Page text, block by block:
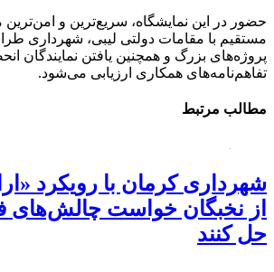
حضور در این نمایشگاه، سریع‌ترین و
مستقیم با مقامات دولتی لیبی، شهرداری
پروژه‌های بزرگ و همچنین یافتن نمایندگان
تفاهم‌نامه‌های همکاری ارزیابی می‌شود.
مطالب مرتبط
شهرداری کرمان با رویکرد
از نخبگان خواست چالش‌های
حل کنند